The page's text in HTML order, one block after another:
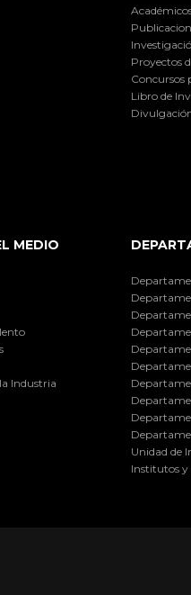
Proyectos
Concursos
Libro de
MEDIO
Industria
Unidad de
Institutos y